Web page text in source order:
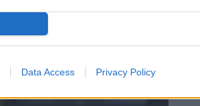
Data Access Privacy Policy